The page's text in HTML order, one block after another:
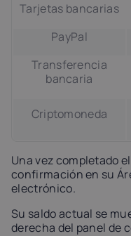
Tarjetas bancarias
PayPal
Transferencia
bancaria
Criptomoneda
Una vez completado
confirmación en su
electrónico.
Su saldo actual se
derecha del panel de